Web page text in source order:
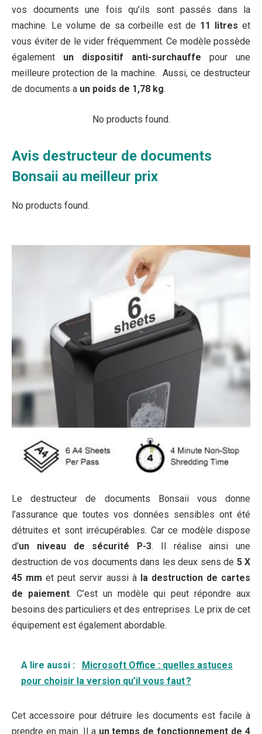
vos documents une fois qu’ils sont passés dans la
machine. Le volume de sa corbeille est de 11 litres et
vous éviter de le vider fréquemment. Ce modèle possède
également un dispositif anti-surchauffe pour une
meilleure protection de la machine. Aussi, ce destructeur
de documents a un poids de 1,78 kg.
No products found.
Avis destructeur de documents
Bonsaii au meilleur prix
No products found.
Le destructeur de documents Bonsaii vous donne
l’assurance que toutes vos données sensibles ont été
détruites et sont irrécupérables. Car ce modèle dispose
d’un niveau de sécurité P-3. Il réalise ainsi une
destruction de vos documents dans les deux sens de 5 X
45 mm et peut servir aussi à la destruction de cartes
de paiement. C’est un modèle qui peut répondre aux
besoins des particuliers et des entreprises. Le prix de cet
équipement est également abordable.
A lire aussi :
Microsoft Office : quelles astuces
pour choisir la version qu’il vous faut ?
Cet accessoire pour détruire les documents est facile à
prendre en main. Il aun temps de fonctionnement de 4